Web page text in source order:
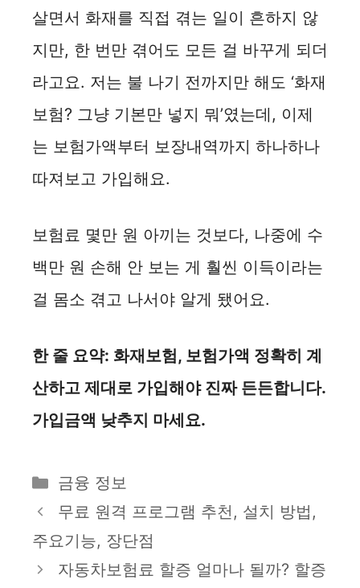
살면서 화재를 직접 겪는 일이 흔하지 않
지만, 한 번만 겪어도 모든 걸 바꾸게 되더
라고요. 저는 불 나기 전까지만 해도 ‘화재
보험? 그냥 기본만 넣지 뭐’였는데, 이제
는 보험가액부터 보장내역까지 하나하나
따져보고 가입해요.
보험료 몇만 원 아끼는 것보다, 나중에 수
백만 원 손해 안 보는 게 훨씬 이득이라는
걸 몸소 겪고 나서야 알게 됐어요.
한 줄 요약: 화재보험, 보험가액 정확히 계
산하고 제대로 가입해야 진짜 든든합니다.
가입금액 낮추지 마세요.
카
테
리
금융 정보
무료 원격 프로그램 추천, 설치 방법,
주요기능, 장단점
자동차보험료 할증 얼마나 될까? 할증